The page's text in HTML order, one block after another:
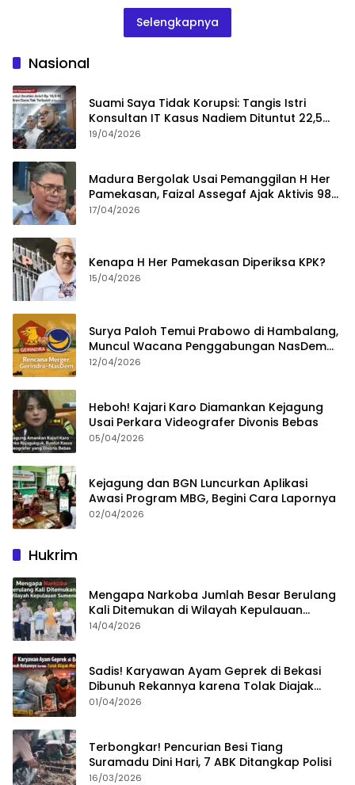
Selengkapnya
Nasional
Suami Saya Tidak Korupsi: Tangis Istri
Konsultan IT Kasus Nadiem Dituntut 22,5
Tahun
19/04/2026
Madura Bergolak Usai Pemanggilan H Her
Pamekasan, Faizal Assegaf Ajak Aktivis 98
Bongkar Permainan KPK
17/04/2026
Kenapa H Her Pamekasan Diperiksa KPK?
15/04/2026
Surya Paloh Temui Prabowo di Hambalang,
Muncul Wacana Penggabungan NasDem
dan Gerindra
12/04/2026
Heboh! Kajari Karo Diamankan Kejagung
Usai Perkara Videografer Divonis Bebas
05/04/2026
Kejagung dan BGN Luncurkan Aplikasi
Awasi Program MBG, Begini Cara Lapornya
02/04/2026
Hukrim
Mengapa Narkoba Jumlah Besar Berulang
Kali Ditemukan di Wilayah Kepulauan
Sumenep?
14/04/2026
Sadis! Karyawan Ayam Geprek di Bekasi
Dibunuh Rekannya karena Tolak Diajak
Merampok Majikan
01/04/2026
Terbongkar! Pencurian Besi Tiang
Suramadu Dini Hari, 7 ABK Ditangkap Polisi
16/03/2026